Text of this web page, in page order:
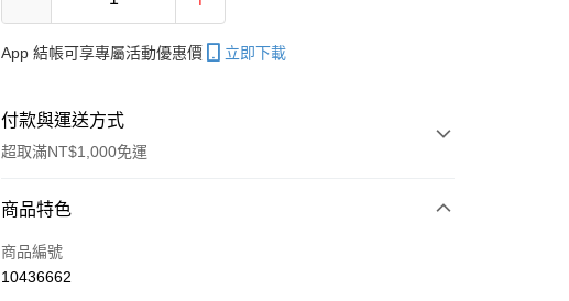
App 結帳可享專屬活動優惠價 立即下載
付款與運送方式
超取滿NT$1,000免運
付款方式
信用卡一次付款
商品特色
商品編號
10436662